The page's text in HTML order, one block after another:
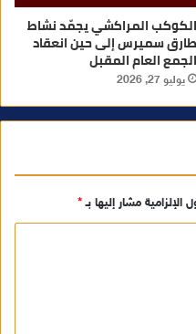
الكوكب المراكشي يجمّد نشاط
طارق سميرس إلى حين انعقاد
الجمع العام المقبل
يوليو 27, 2026
الإلزامية مشار إليها بـ*